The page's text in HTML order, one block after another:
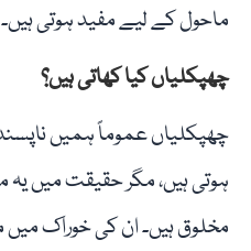
ماحول کے لیے مفید ہوتی ہیں۔
چھپکلیاں کیا کھاتی ہیں؟
چھپکلیاں عموماً ہمیں
ہوتی ہیں، مگر حقیقت میں یہ
مخلوق ہیں۔ ان کی خوراک